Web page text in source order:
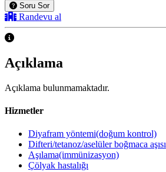
Soru Sor
Randevu al
Açıklama
Açıklama bulunmamaktadır.
Hizmetler
Diyafram yöntemi(doğum kontrol)
Difteri/tetanoz/aselüler boğmaca aşısı
Aşılama(immünizasyon)
Çölyak hastalığı